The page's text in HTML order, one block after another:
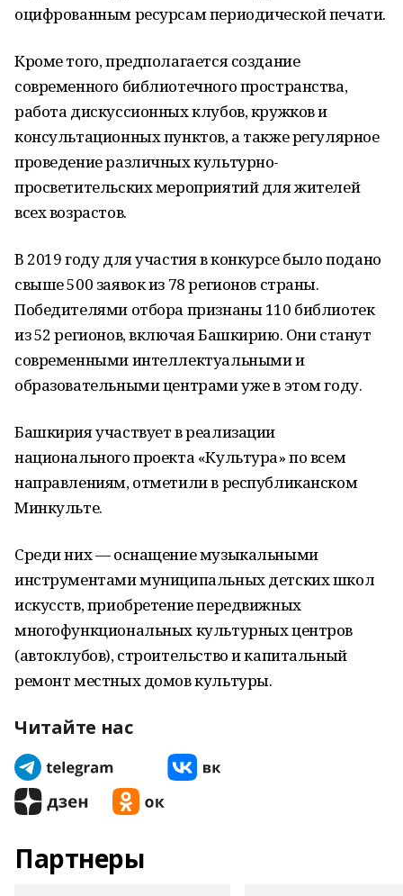
оцифрованным ресурсам периодической печати.
Кроме того, предполагается создание
современного библиотечного пространства,
работа дискуссионных клубов, кружков и
консультационных пунктов, а также регулярное
проведение различных культурно-
просветительских мероприятий для жителей
всех возрастов.
В 2019 году для участия в конкурсе было подано
свыше 500 заявок из 78 регионов страны.
Победителями отбора признаны 110 библиотек
из 52 регионов, включая Башкирию. Они станут
современными интеллектуальными и
образовательными центрами уже в этом году.
Башкирия участвует в реализации
национального проекта «Культура» по всем
направлениям, отметили в республиканском
Минкульте.
Среди них — оснащение музыкальными
инструментами муниципальных детских школ
искусств, приобретение передвижных
многофункциональных культурных центров
(автоклубов), строительство и капитальный
ремонт местных домов культуры.
Читайте нас
Партнеры